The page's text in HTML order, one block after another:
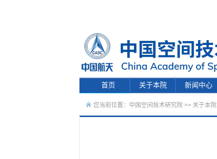
首页 关于本院 新闻中心
您当前位置： 中国空间技术研究院 >> 关于本院